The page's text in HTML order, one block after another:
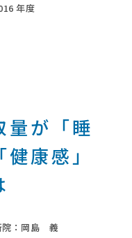
年度
量が「睡
康感」
院：岡島 義